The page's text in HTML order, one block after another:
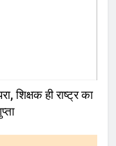
शिक्षक ही राष्ट्र का